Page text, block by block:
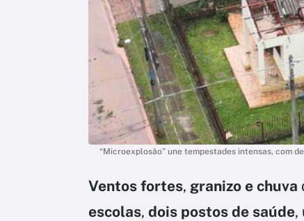
“Microexplosão” une tempestades intensas, com
Ventos fortes, granizo e chuva
escolas, dois postos de saúde,